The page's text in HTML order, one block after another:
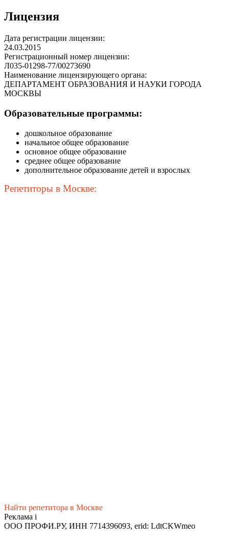
Лицензия
Дата регистрации лицензии:
24.03.2015
Регистрационный номер лицензии:
Л035-01298-77/00273690
Наименование лицензирующего органа:
ДЕПАРТАМЕНТ ОБРАЗОВАНИЯ И НАУКИ ГОРОДА
МОСКВЫ
Образовательные программы:
дошкольное образование
начальное общее образование
основное общее образование
среднее общее образование
дополнительное образование детей и взрослых
Репетиторы в Москве:
Найти репетитора в Москве
Реклама i
ООО ПРОФИ.РУ, ИНН 7714396093, erid: LdtCKWmeo